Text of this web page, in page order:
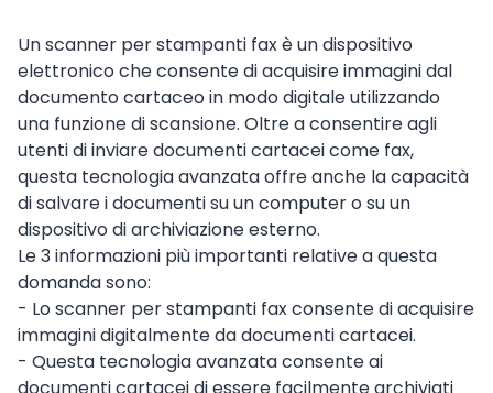
Un scanner per stampanti fax è un dispositivo
elettronico che consente di acquisire immagini dal
documento cartaceo in modo digitale utilizzando
una funzione di scansione. Oltre a consentire agli
utenti di inviare documenti cartacei come fax,
questa tecnologia avanzata offre anche la capacità
di salvare i documenti su un computer o su un
dispositivo di archiviazione esterno.
Le 3 informazioni più importanti relative a questa
domanda sono:
- Lo scanner per stampanti fax consente di acquisire
immagini digitalmente da documenti cartacei.
- Questa tecnologia avanzata consente ai
documenti cartacei di essere facilmente archiviati